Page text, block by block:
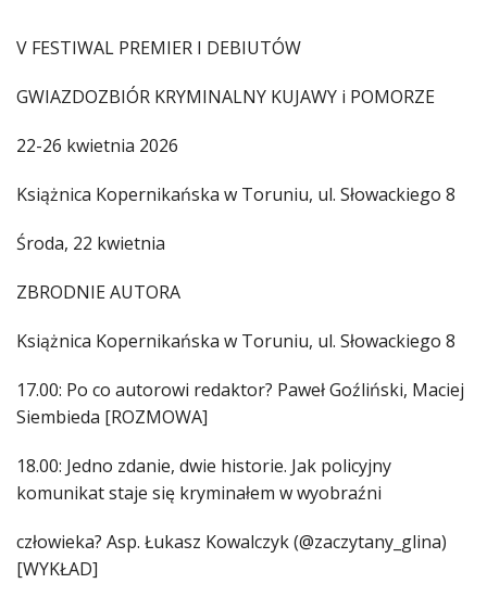
V FESTIWAL PREMIER I DEBIUTÓW
GWIAZDOZBIÓR KRYMINALNY KUJAWY i POMORZE
22-26 kwietnia 2026
Książnica Kopernikańska w Toruniu, ul. Słowackiego 8
Środa, 22 kwietnia
ZBRODNIE AUTORA
Książnica Kopernikańska w Toruniu, ul. Słowackiego 8
17.00: Po co autorowi redaktor? Paweł Goźliński, Maciej
Siembieda [ROZMOWA]
18.00: Jedno zdanie, dwie historie. Jak policyjny
komunikat staje się kryminałem w wyobraźni
człowieka? Asp. Łukasz Kowalczyk (@zaczytany_glina)
[WYKŁAD]